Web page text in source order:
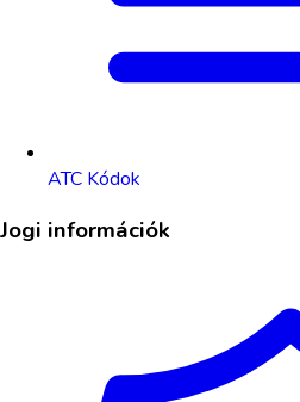
ATC Kódok
Jogi információk